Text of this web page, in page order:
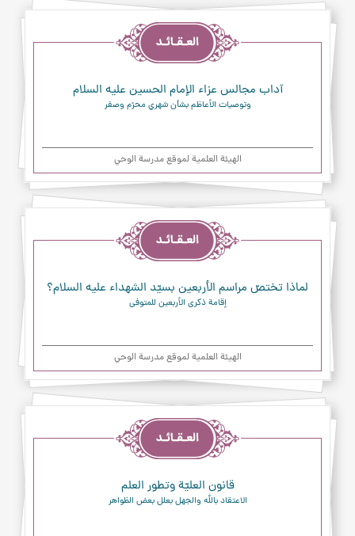
آداب مجالس عزاء الإمام الحسين عليه السلام
وتوصيات الأعاظم بشأن شهري محرّم وصفر
الهیئة العلمیة لموقع مدرسة الوحي
لماذا تختصّ مراسم الأربعين بسيّد الشهداء عليه السلام؟
إقامة ذكرى الأربعين للمتوفى
الهیئة العلمیة لموقع مدرسة الوحي
قانون العليّة وتطور العلم
الاعتقاد بالله والجهل بعلل بعض الظواهر